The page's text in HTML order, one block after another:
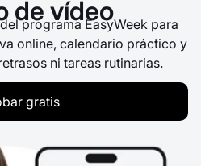
de vídeo
programa EasyWeek para
online, calendario práctico y
ni tareas rutinarias.
gratis